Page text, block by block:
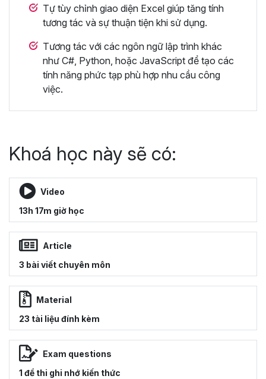
Tự tùy chỉnh giao diện Excel giúp tăng tính
tương tác và sự thuận tiện khi sử dụng.
Tương tác với các ngôn ngữ lập trình khác
như C#, Python, hoặc JavaScript để tạo các
tính năng phức tạp phù hợp nhu cầu công
việc.
Khoá học này sẽ có:
Video
13h 17m giờ học
Article
3 bài viết chuyên môn
Material
23 tài liệu đính kèm
Exam questions
1 đề thi ghi nhớ kiến thức